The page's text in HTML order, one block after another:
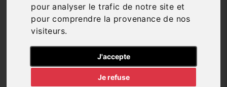
pour analyser le trafic de notre site et
pour comprendre la provenance de nos
visiteurs.
J'accepte
Je refuse
Réf. 6975 Véhicule sur parc
Diesel